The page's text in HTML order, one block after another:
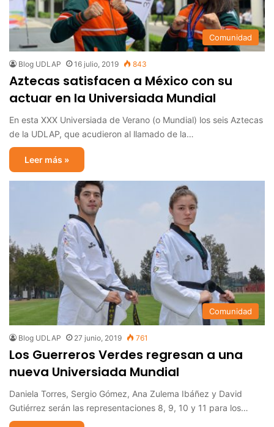
Comunidad
Blog UDLAP 16 julio, 2019 843
Aztecas satisfacen a México con su
actuar en la Universiada Mundial
En esta XXX Universiada de Verano (o Mundial) los seis Aztecas
de la UDLAP, que acudieron al llamado de la…
Leer más »
Comunidad
Blog UDLAP 27 junio, 2019 761
Los Guerreros Verdes regresan a una
nueva Universiada Mundial
Daniela Torres, Sergio Gómez, Ana Zulema Ibáñez y David
Gutiérrez serán las representaciones 8, 9, 10 y 11 para los…